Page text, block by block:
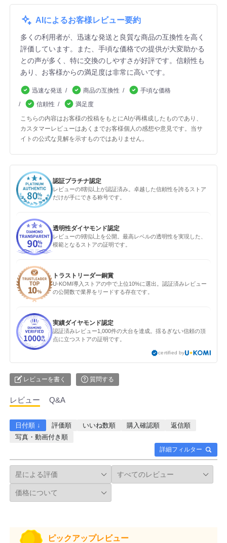
AIによるお客様レビュー要約
多くの利用者が、迅速な発送と良質な商品の互換性を高く
評価しています。また、手頃な価格での提供が大変助かる
との声が多く、特に交換のしやすさが好評です。信頼性も
あり、お客様からの満足度は非常に高いです。
迅速な発送 商品の互換性
手頃な価格
信頼性
満足度
こちらの内容はお客様の投稿をもとにAIが再構成したものであり、
カスタマーレビューはあくまでお客様個人の感想や意見です。当サ
イトの公式な見解を示すものではありません。
認証プラチナ認定
レビューの8割以上が認証済み。卓越した信頼性を誇るストア
だけが手にできる称号です。
透明性ダイヤモンド認定
レビューの9割以上を公開。最高レベルの透明性を実現した、
模範となるストアの証明です。
トラストリーダー銅賞
U-KOMI導入ストアの中で上位10%に選出。認証済みレビュー
の公開数で業界をリードする存在です。
実績ダイヤモンド認定
認証済みレビュー1,000件の大台を達成。揺るぎない信頼の頂
点に立つストアの証明です。
certified by
レビューを書く 質問する
レビュー Q&A
詳細フィルター
日付順 ↓ 評価順 いいね数順 購入確認順
返信順
写真・動画付き順
ピックアップレビュー